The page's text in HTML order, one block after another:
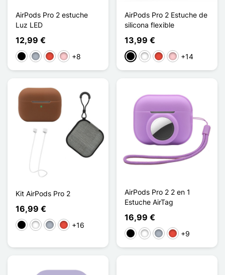
AirPods Pro 2 estuche
Luz LED
12,99 €
NegroGris RojoRosa+8
AirPods Pro 2 Estuche de
silicona flexible
13,99 €
NegroBlancoRojoRosa+14
Kit AirPods Pro 2
16,99 €
NegroBlanco
Gris Rojo+16
AirPods Pro 2 2 en 1
Estuche AirTag
16,99 €
NegroBlanco
Gris Rojo+9